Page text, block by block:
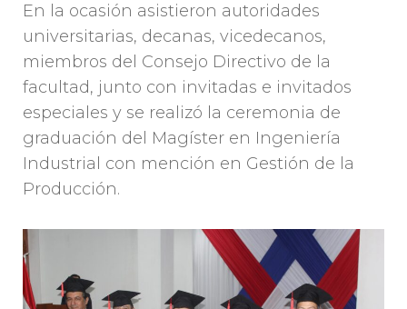
En la ocasión asistieron autoridades
universitarias, decanas, vicedecanos,
miembros del Consejo Directivo de la
facultad, junto con invitadas e invitados
especiales y se realizó la ceremonia de
graduación del Magíster en Ingeniería
Industrial con mención en Gestión de la
Producción.